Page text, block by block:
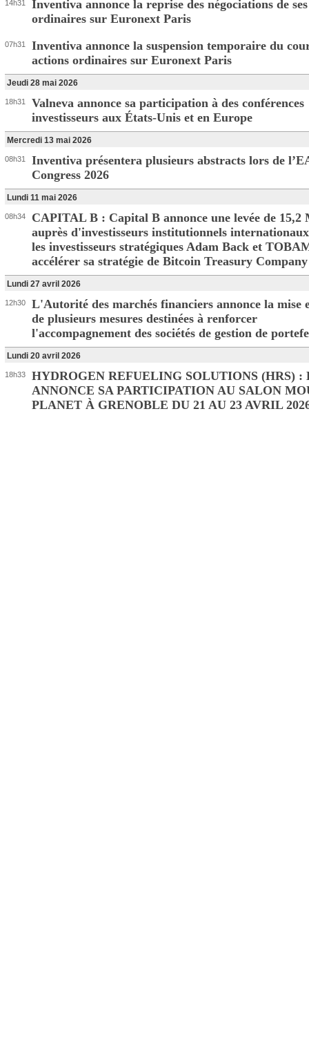
14h31
Inventiva annonce la reprise des négociations de
ordinaires sur Euronext Paris
07h31
Inventiva annonce la suspension temporaire du
actions ordinaires sur Euronext Paris
Jeudi 28 mai 2026
18h31
Valneva annonce sa participation à des conférences
investisseurs aux États-Unis et en Europe
Mercredi 13 mai 2026
08h31
Inventiva présentera plusieurs abstracts lors de
Congress 2026
Lundi 11 mai 2026
08h34
CAPITAL B : Capital B annonce une levée de 15,2
auprès d'investisseurs institutionnels
les investisseurs stratégiques Adam Back et
accélérer sa stratégie de Bitcoin Treasury Company
Lundi 27 avril 2026
12h30
L'Autorité des marchés financiers annonce la mise
de plusieurs mesures destinées à renforcer
l'accompagnement des sociétés de gestion de
Lundi 20 avril 2026
18h33
HYDROGEN REFUELING SOLUTIONS (HRS) :
ANNONCE SA PARTICIPATION AU SALON
PLANET À GRENOBLE DU 21 AU 23 AVRIL